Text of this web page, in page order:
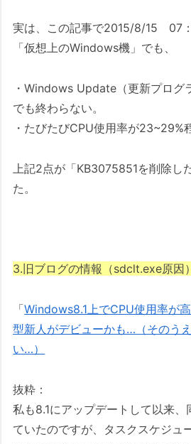
実は、この記事で2015/8/15 07
「仮想上のWindows機」でも、
・Windows Update（更新プログ
でも終わらない。
・たびたびCPU使用率が23~29%
上記2点が「KB3075851を削除し
た。
3.旧ブログの情報（sdclt.exe原因）
「Windows8.1上でCPU使用率が
型新人がデビューかも…（そのう
い…）
抜粋：
私も8.1にアップデートして以来
ていたのですが、タスクスケジュ